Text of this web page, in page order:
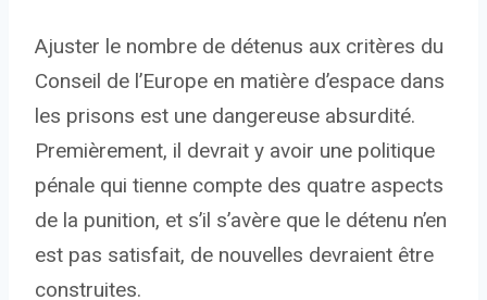
Ajuster le nombre de détenus aux critères du
Conseil de l’Europe en matière d’espace dans
les prisons est une dangereuse absurdité.
Premièrement, il devrait y avoir une politique
pénale qui tienne compte des quatre aspects
de la punition, et s’il s’avère que le détenu n’en
est pas satisfait, de nouvelles devraient être
construites.